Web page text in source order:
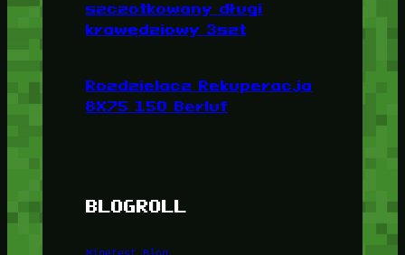
szczotkowany długi
krawędziowy 3szt
Rozdzielacz Rekuperacja
8X75 150 Berluf
BLOGROLL